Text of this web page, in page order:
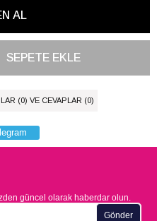
(0) VE CEVAPLAR (0)
güncel olarak haberdar olun.
Gönder